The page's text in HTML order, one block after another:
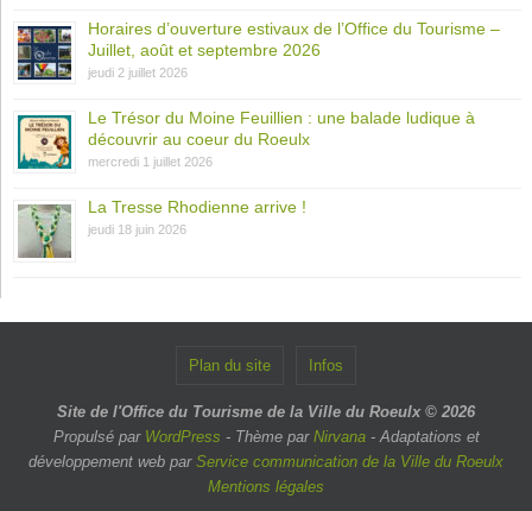
Horaires d’ouverture estivaux de l’Office du Tourisme –
Juillet, août et septembre 2026
jeudi 2 juillet 2026
Le Trésor du Moine Feuillien : une balade ludique à
découvrir au coeur du Roeulx
mercredi 1 juillet 2026
La Tresse Rhodienne arrive !
jeudi 18 juin 2026
Plan du site Infos
Site de l'Office du Tourisme de la Ville du Roeulx © 2026
Propulsé par WordPress - Thème par Nirvana- Adaptations et
développement web par Service communication de la Ville du Roeulx
Mentions légales